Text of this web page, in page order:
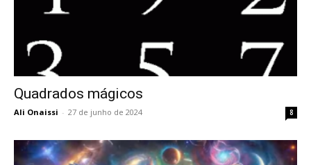
Quadrados mágicos
Ali Onaissi - 27 de junho de 2024 8